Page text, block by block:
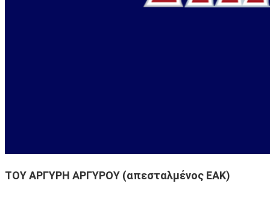
ΤΟΥ ΑΡΓΥΡΗ ΑΡΓΥΡΟΥ (απεσταλμένος ΕΑΚ)